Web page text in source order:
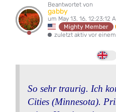
Beantwortet von
gabby
um May 13, 16, 12:23:12
Mighty Member
zuletzt aktiv vor
So sehr traurig. Ich
Cities (Minnesota).